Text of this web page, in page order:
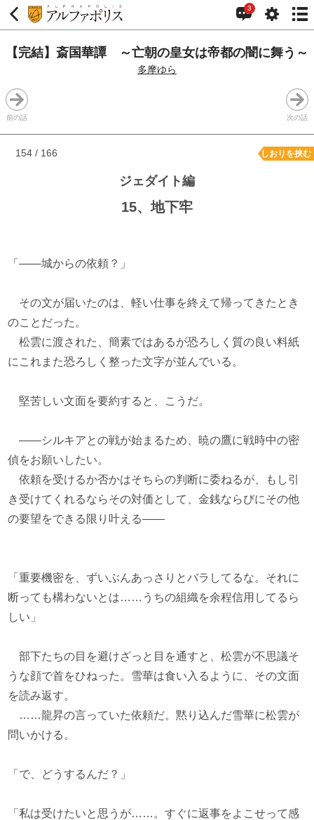
3
【完結】斎国華譚 ～亡朝の皇女は帝都の闇に舞う～
多摩ゆら
前の話 次の話
154 / 166 しおりを挟む
ジェダイト編
15、地下牢
「――城からの依頼？」
その文が届いたのは、軽い仕事を終えて帰ってきたとき
のことだった。
松雲に渡された、簡素ではあるが恐ろしく質の良い料紙
にこれまた恐ろしく整った文字が並んでいる。
堅苦しい文面を要約すると、こうだ。
――シルキアとの戦が始まるため、暁の鷹に戦時中の密
偵をお願いしたい。
依頼を受けるか否かはそちらの判断に委ねるが、もし引
き受けてくれるならその対価として、金銭ならびにその他
の要望をできる限り叶える――
「重要機密を、ずいぶんあっさりとバラしてるな。それに
断っても構わないとは……うちの組織を余程信用してるら
しい」
部下たちの目を避けざっと目を通すと、松雲が不思議そ
うな顔で首をひねった。雪華は食い入るように、その文面
を読み返す。
……龍昇の言っていた依頼だ。黙り込んだ雪華に松雲が
問いかける。
「で、どうするんだ？」
「私は受けたいと思うが……。すぐに返事をよこせって感